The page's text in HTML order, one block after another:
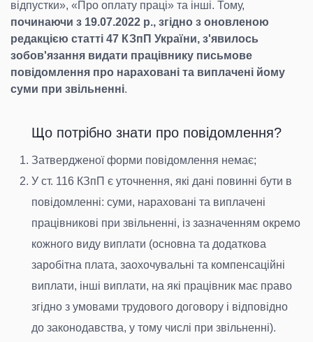
відпустки», «Про оплату праці» та інші. Тому,
починаючи з 19.07.2022 p., згідно з оновленою
редакцією статті 47 КЗпП України, з'явилось
зобов'язання видати працівнику письмове
повідомлення про нараховані та виплачені йому
суми при звільненні.
Що потрібно знати про повідомлення?
Затвердженої форми повідомлення немає;
У ст. 116 КЗпП є уточнення, які дані повинні бути в
повідомленні: суми, нараховані та виплачені
працівникові при звільненні, із зазначенням окремо
кожного виду виплати (основна та додаткова
заробітна плата, заохочувальні та компенсаційні
виплати, інші виплати, на які працівник має право
згідно з умовами трудового договору і відповідно
до законодавства, у тому числі при звільненні).